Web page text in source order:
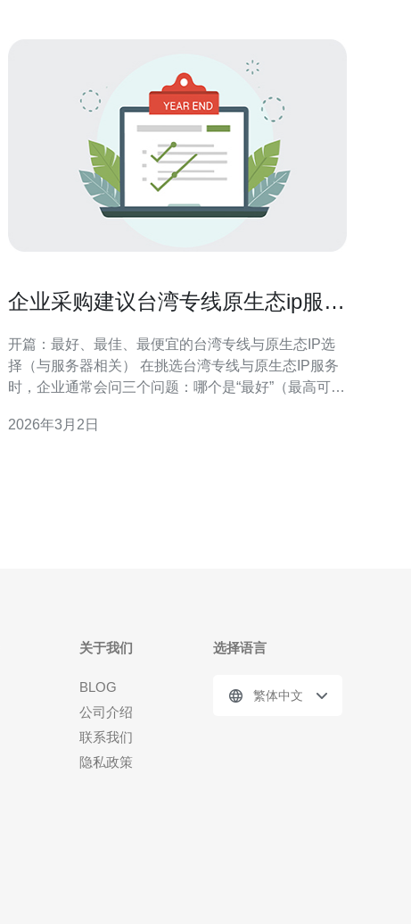
企业采购建议台湾专线原生态ip服务
开篇：最好、最佳、最便宜的台湾专线与原生态IP选
择（与服务器相关） 在挑选台湾专线与原生态IP服务
时，企业通常会问三个问题：哪个是“最好”（最高可用
及应用匹配）以及哪个是“最便宜”。最好的通常要求专
2026年3月2日
关于我们
BLOG
公司介绍
联系我们
隐私政策
选择语言
繁体中文